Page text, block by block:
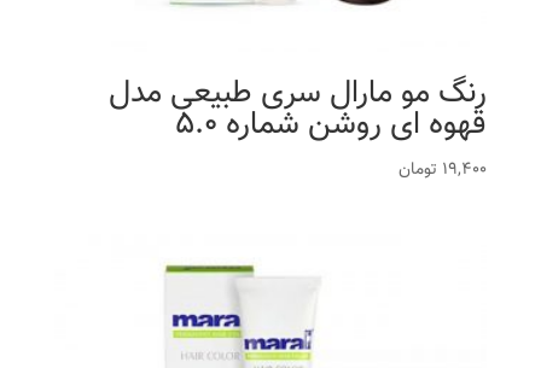
رنگ مو مارال سری طبیعی مدل
قهوه ای روشن شماره 5.0
19,400 تومان